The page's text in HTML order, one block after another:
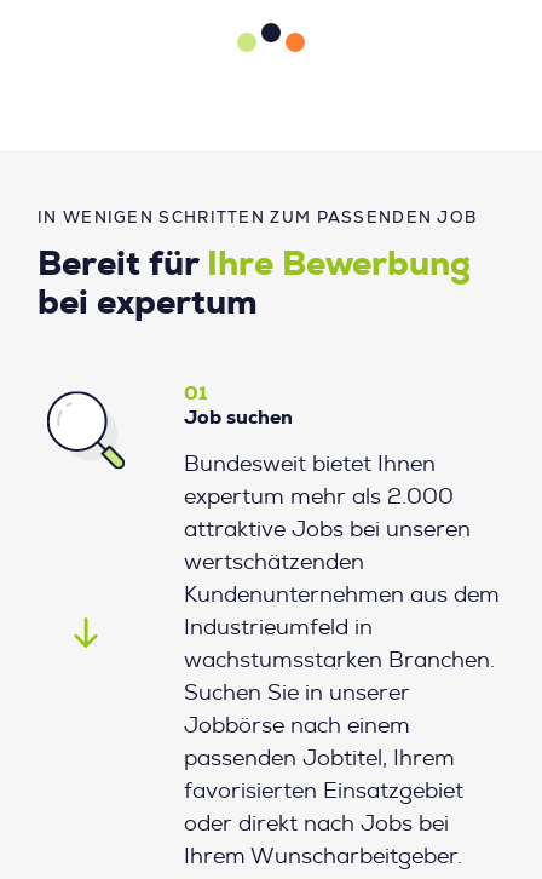
IN WENIGEN SCHRITTEN ZUM PASSENDEN JOB
Bereit für
Ihre Bewerbung
bei expertum
01
Job suchen
Bundesweit bietet Ihnen
expertum mehr als 2.000
attraktive Jobs bei unseren
wertschätzenden
Kundenunternehmen aus dem
Industrieumfeld in
wachstumsstarken Branchen.
Suchen Sie in unserer
Jobbörse nach einem
passenden Jobtitel, Ihrem
favorisierten Einsatzgebiet
oder direkt nach Jobs bei
Ihrem Wunscharbeitgeber.